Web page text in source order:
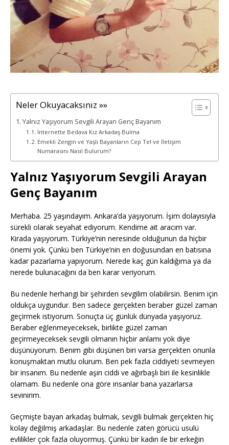
Neler Okuyacaksınız »»
Yalnız Yaşıyorum Sevgili Arayan Genç Bayanım
İnternette Bedava Kız Arkadaş Bulma
Emekli Zengin ve Yaşlı Bayanların Cep Tel ve İletişim
Numarasını Nasıl Bulurum?
Yalnız Yaşıyorum Sevgili Arayan
Genç Bayanım
Merhaba. 25 yaşındayım. Ankara’da yaşıyorum. İşim dolayısıyla
sürekli olarak seyahat ediyorum. Kendime ait aracım var.
Kirada yaşıyorum. Türkiye’nin neresinde olduğunun da hiçbir
önemi yok. Çünkü ben Türkiye’nin en doğusundan en batısına
kadar pazarlama yapıyorum. Nerede kaç gün kaldığıma ya da
nerede bulunacağını da ben karar veriyorum.
Bu nedenle herhangi bir şehirden sevgilim olabilirsin. Benim için
oldukça uygundur. Ben sadece gerçekten beraber güzel zaman
geçirmek istiyorum. Sonuçta üç günlük dünyada yaşıyoruz.
Beraber eğlenmeyeceksek, birlikte güzel zaman
geçirmeyeceksek sevgili olmanın hiçbir anlamı yok diye
düşünüyorum. Benim gibi düşünen biri varsa gerçekten onunla
konuşmaktan mutlu olurum. Ben pek fazla ciddiyeti sevmeyen
bir insanım. Bu nedenle aşırı ciddi ve ağırbaşlı biri ile kesinlikle
olamam. Bu nedenle ona göre insanlar bana yazarlarsa
sevinirim.
Geçmişte bayan arkadaş bulmak, sevgili bulmak gerçekten hiç
kolay değilmiş arkadaşlar. Bu nedenle zaten görücü usulü
evlilikler çok fazla oluyormuş. Çünkü bir kadın ile bir erkeğin